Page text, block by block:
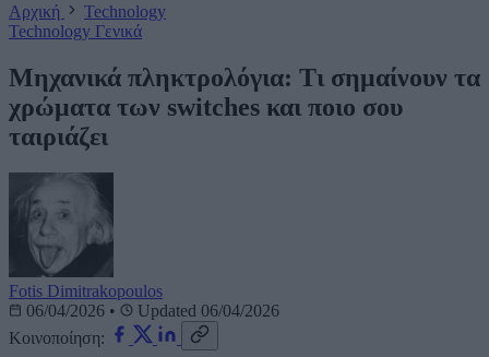
Αρχική
Technology
Technology Γενικά
Μηχανικά πληκτρολόγια: Τι σημαίνουν τα
χρώματα των switches και ποιο σου
ταιριάζει
Fotis Dimitrakopoulos
06/04/2026 •
Updated 06/04/2026
Κοινοποίηση: